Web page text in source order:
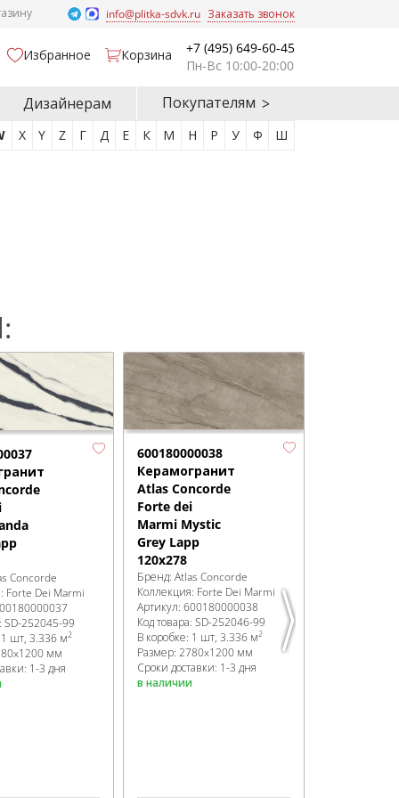
info@plitka-sdvk.ru Заказать звонок
Избранное Корзина
+7 (495) 649-60-45
Пн-Вс 10:00-20:00
Дизайнерам Покупателям
X Y Z Г Д Е К М Н Р У Ф Ш
Concorde
Forte Dei Marmi
SD-252045-99
1 шт, 3.336 м2
мм
1-3 дня
600180000038
Керамогранит
Atlas Concorde
Forte dei
Marmi Mystic
Grey Lapp
120x278
Бренд: Atlas Concorde
Коллекция: Forte Dei Marmi
Артикул: 600180000038
Код товара: SD-252046-99
В коробке: 1 шт, 3.336 м2
Размер: 2780x1200 мм
Сроки доставки: 1-3 дня
в наличии